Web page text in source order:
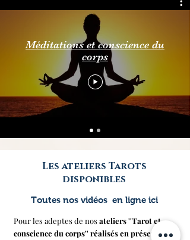
Méditations et conscience du
corps
Les ateliers Tarots
disponibles
Toutes nos vidéos en ligne ici
Pour les adeptes de nosateliers ''Tarot et
conscience du corps'' réalisés en présentiel